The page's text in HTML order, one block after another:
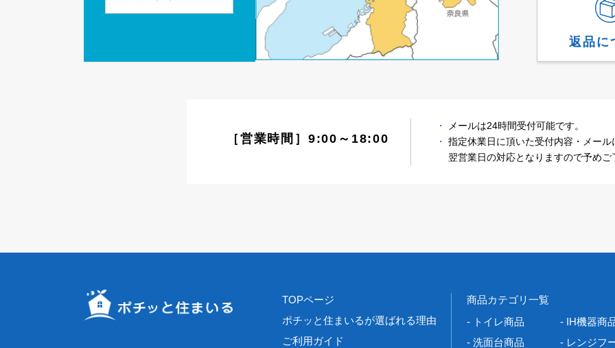
返品に
［営業時間］9:00～18:00
メールは24時間受付可能です。
指定休業日に頂いた受付内容・メール
翌営業日の対応となりますので予めご
TOPページ
ポチッと住まいるが選ばれる理由
ご利用ガイド
商品カテゴリ一覧
- トイレ商品
- IH機器商
- 洗面台商品
- レンジフ